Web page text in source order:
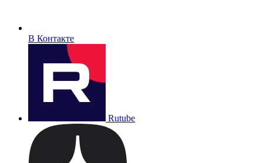
В Контакте
Rutube